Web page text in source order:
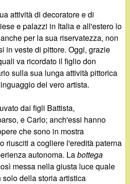
attività di decoratore e di
e palazzi in Italia e all'estero lo
per la sua riservatezza, non
in veste di pittore. Oggi, grazie
va ricordato il figlio don
sulla sua lunga attività pittorica
del vero artista.
dai figli Battista,
e Carlo; anch'essi hanno
che sono in mostra
riusciti a cogliere l'eredità paterna
autonoma. Labottega
messa nella giusta luce quale
della storia artistica